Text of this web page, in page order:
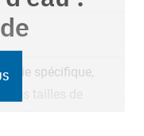
spécifique,
tailles de